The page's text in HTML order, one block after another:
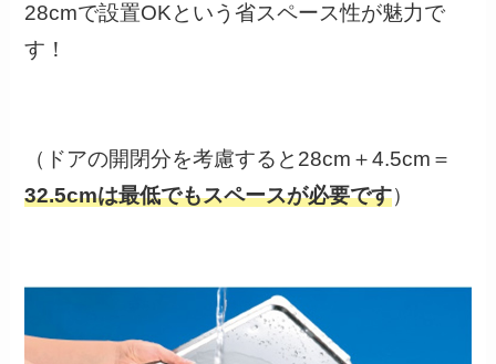
28cmで設置OKという省スペース性が魅力で
す！
（ドアの開閉分を考慮すると28cm＋4.5cm＝
32.5cmは最低でもスペースが必要です）